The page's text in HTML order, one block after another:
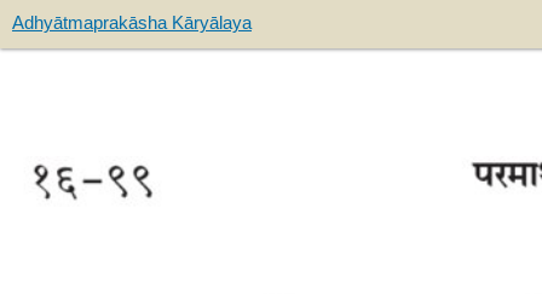
Adhyātmaprakāsha Kāryālaya